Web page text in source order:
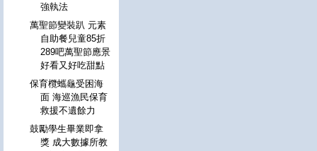
強執法
萬聖節變裝趴 元素
自助餐兒童85折
289吧萬聖節應景
好看又好吃甜點
保育欖蠵龜受困海
面 海巡漁民保育
救援不遺餘力
鼓勵學生畢業即拿
獎 成大數據所教